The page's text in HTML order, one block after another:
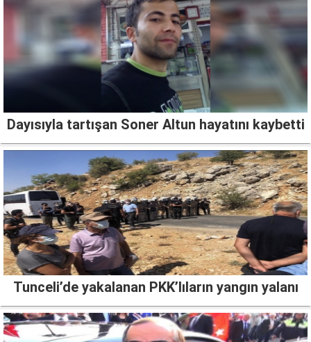
Dayısıyla tartışan Soner Altun hayatını kaybetti
Tunceli’de yakalanan PKK’lıların yangın yalanı